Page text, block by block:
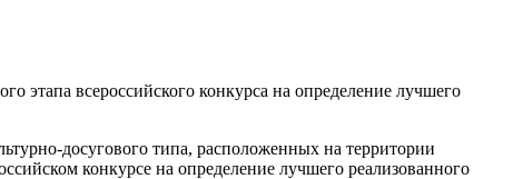
этапа всероссийского конкурса на определение лучшего
досугового типа, расположенных на территории
конкурсе на определение лучшего реализованного